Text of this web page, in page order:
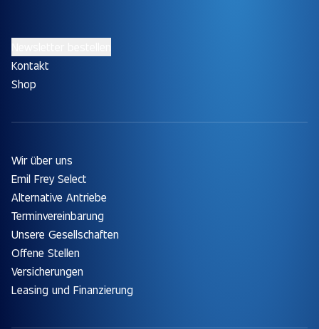
Kontakt
Shop
Wir über uns
Emil Frey Select
Alternative Antriebe
Terminvereinbarung
Unsere Gesellschaften
Offene Stellen
Versicherungen
Leasing und Finanzierung